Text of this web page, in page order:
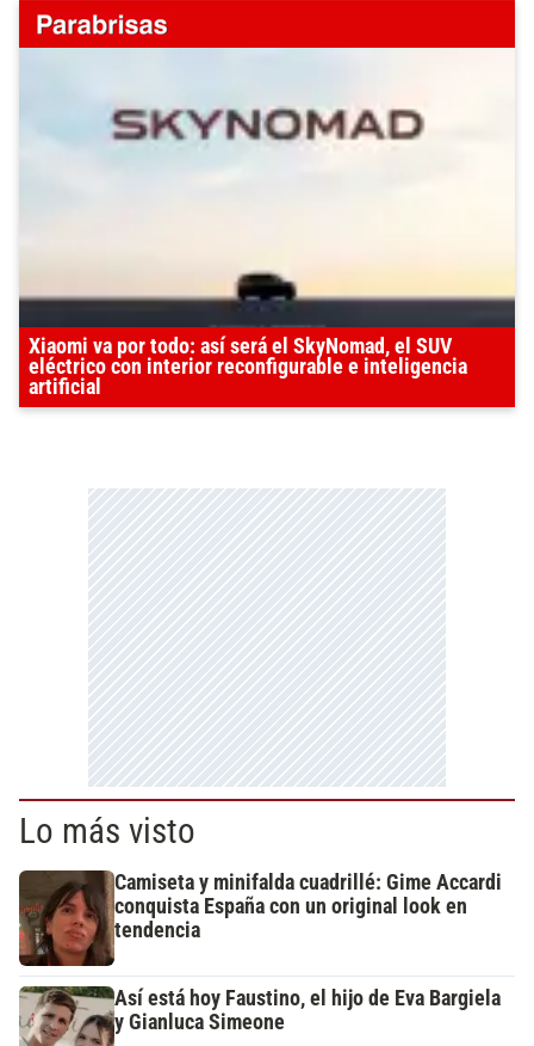
Xiaomi va por todo: así será el SkyNomad, el SUV
eléctrico con interior reconfigurable e inteligencia
artificial
Lo más visto
Camiseta y minifalda cuadrillé: Gime Accardi
conquista España con un original look en
tendencia
Así está hoy Faustino, el hijo de Eva Bargiela
y Gianluca Simeone